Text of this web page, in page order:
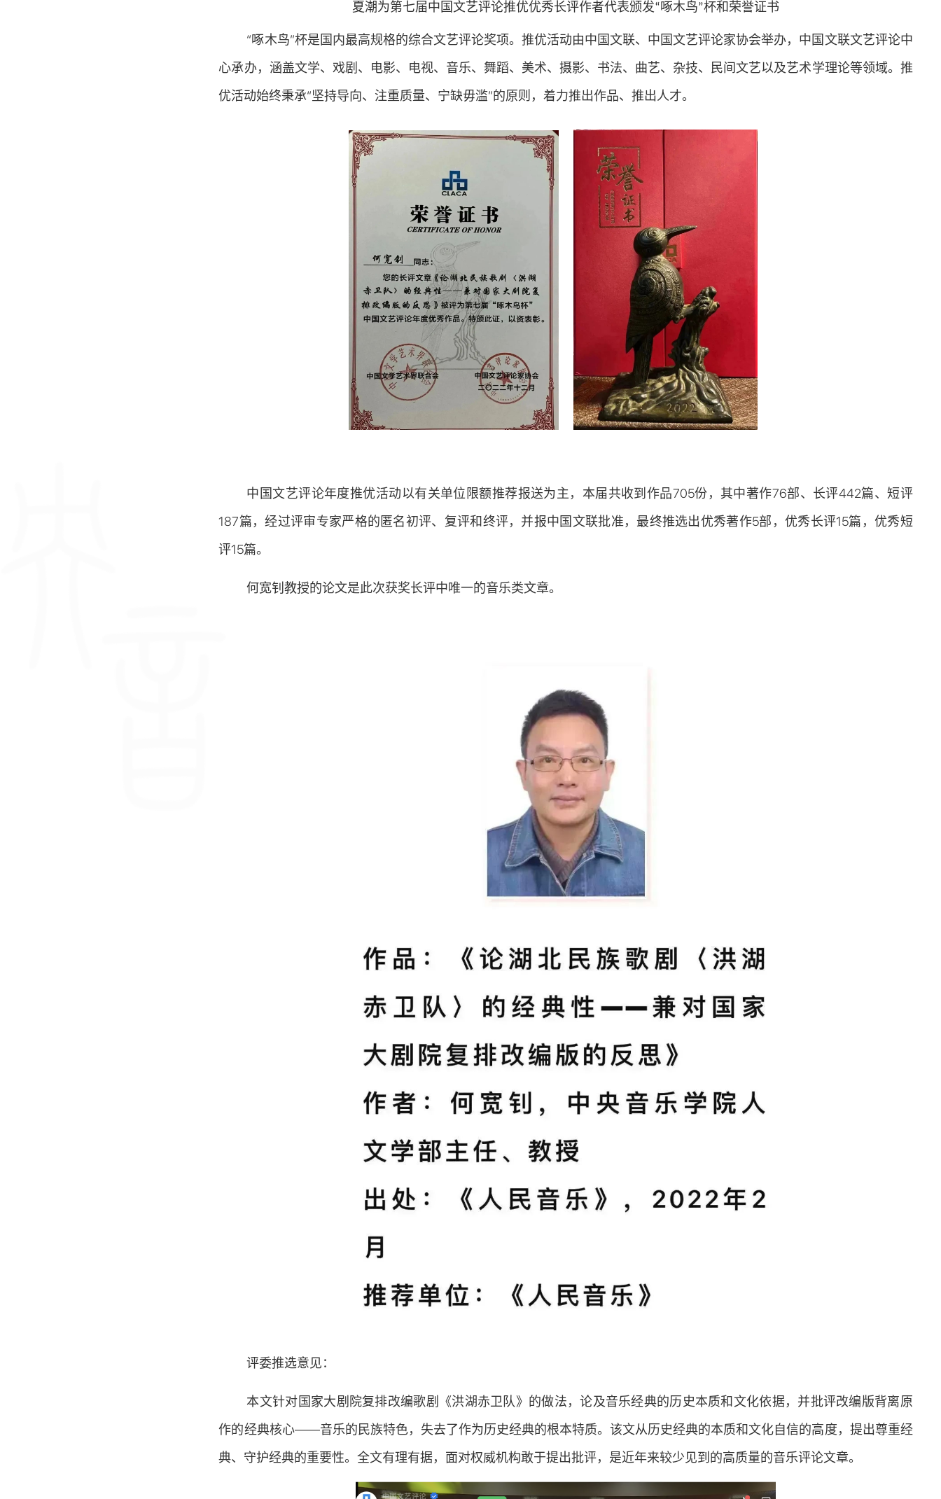
夏潮为第七届中国文艺评论推优优秀长评作者代表颁发“啄木鸟”杯和荣誉证书
“啄木鸟”杯是国内最高规格的综合文艺评论奖项。推优活动由中国文联、中国文艺评论家协会举办，中国文联文艺评论中
心承办，涵盖文学、戏剧、电影、电视、音乐、舞蹈、美术、摄影、书法、曲艺、杂技、民间文艺以及艺术学理论等领域。推
优活动始终秉承“坚持导向、注重质量、宁缺毋滥”的原则，着力推出作品、推出人才。
中国文艺评论年度推优活动以有关单位限额推荐报送为主，本届共收到作品705份，其中著作76部、长评442篇、短评
187篇，经过评审专家严格的匿名初评、复评和终评，并报中国文联批准，最终推选出优秀著作5部，优秀长评15篇，优秀短
评15篇。
何宽钊教授的论文是此次获奖长评中唯一的音乐类文章。
评委推选意见：
本文针对国家大剧院复排改编歌剧《洪湖赤卫队》的做法，论及音乐经典的历史本质和文化依据，并批评改编版背离原
作的经典核心——音乐的民族特色，失去了作为历史经典的根本特质。该文从历史经典的本质和文化自信的高度，提出尊重经
典、守护经典的重要性。全文有理有据，面对权威机构敢于提出批评，是近年来较少见到的高质量的音乐评论文章。